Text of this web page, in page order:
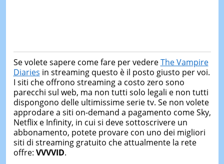
Se volete sapere come fare per vedereThe Vampire
Diaries in streaming questo è il posto giusto per voi.
I siti che offrono streaming a costo zero sono
parecchi sul web, ma non tutti solo legali e non tutti
dispongono delle ultimissime serie tv. Se non volete
approdare a siti on-demand a pagamento come Sky,
Netflix e Infinity, in cui si deve sottoscrivere un
abbonamento, potete provare con uno dei migliori
siti di streaming gratuito che attualmente la rete
offre: VVVVID.